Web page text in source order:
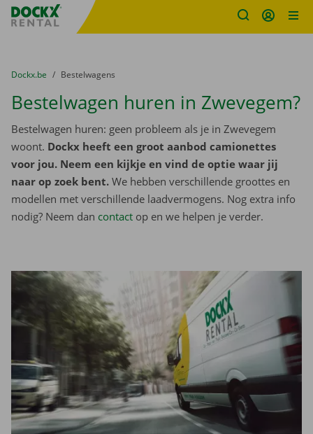
Fratello DEMO
U bevindt zich hier:
van
Dockx.be naar
Bestelwagens
Bestelwagen huren in Zwevegem?
Bestelwagen huren: geen probleem als je in Zwevegem
woont. Dockx heeft een groot aanbod camionettes
voor jou. Neem een kijkje en vind de optie waar jij
naar op zoek bent. We hebben verschillende groottes en
modellen met verschillende laadvermogens. Nog extra info
nodig? Neem dan contact op en we helpen je verder.